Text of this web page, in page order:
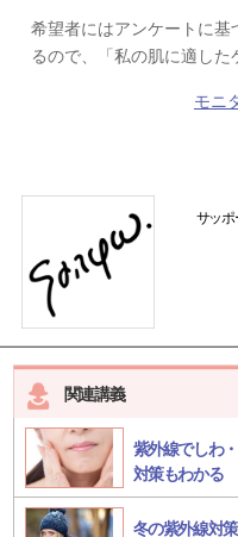
希望者にはアンケートに
るので、「私の肌に適した
モニ
サッポ
関連講義
紫外線でしわ
対策もわかる
冬の紫外線対